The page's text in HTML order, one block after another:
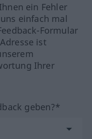
ein Fehler
einfach mal
Formular
ist
Ihrer
geben?*